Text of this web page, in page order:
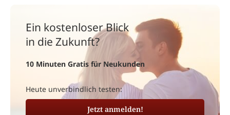
Ein kostenloser Blick
in die Zukunft?
10 Minuten Gratis für Neukunden
Heute unverbindlich testen:
Jetzt anmelden!